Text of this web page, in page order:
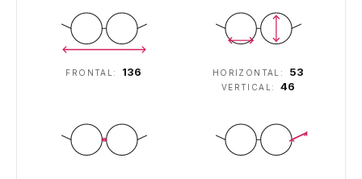
FRONTAL: 136 HORIZONTAL: 53
VERTICAL: 46